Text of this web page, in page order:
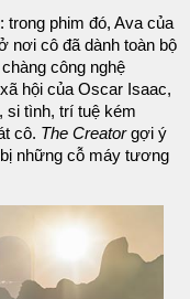
: trong phim đó, Ava của
nơi cô đã dành toàn bộ
công nghệ
hội của Oscar Isaac,
si tình, trí tuệ kém
cô. The Creatorgợi ý
những cỗ máy tương